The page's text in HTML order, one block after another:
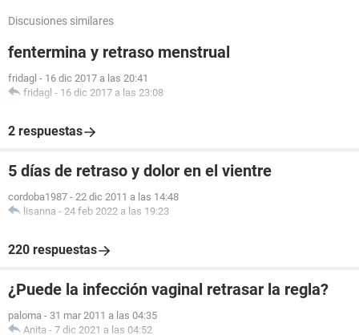
Discusiones similares
fentermina y retraso menstrual
fridagl - 16 dic 2017 a las 20:41
fridagl - 16 dic 2017 a las 23:08
2 respuestas
5 días de retraso y dolor en el vientre
cordoba1987 - 22 dic 2011 a las 14:48
lisanna - 24 feb 2022 a las 19:23
220 respuestas
¿Puede la infección vaginal retrasar la regla?
paloma - 31 mar 2011 a las 04:35
Anita - 7 dic 2021 a las 04:52